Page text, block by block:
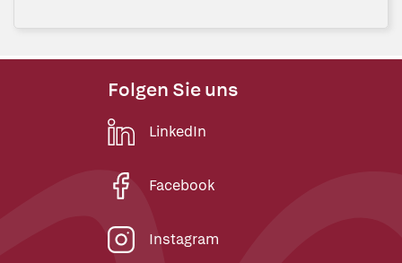
Folgen Sie uns
LinkedIn
Facebook
Instagram